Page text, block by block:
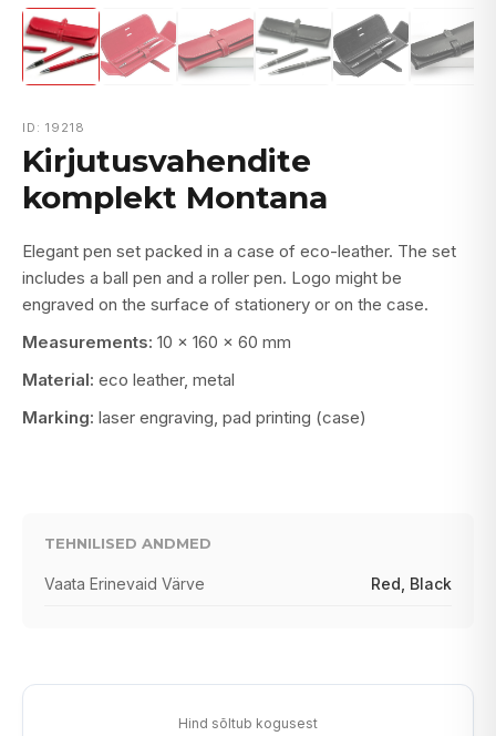
ID: 19218
Kirjutusvahendite
komplekt Montana
Elegant pen set packed in a case of eco-leather. The set
includes a ball pen and a roller pen. Logo might be
engraved on the surface of stationery or on the case.
Measurements: 10 x 160 x 60 mm
Material: eco leather, metal
Marking: laser engraving, pad printing (case)
TEHNILISED ANDMED
Vaata Erinevaid Värve Red, Black
Hind sõltub kogusest